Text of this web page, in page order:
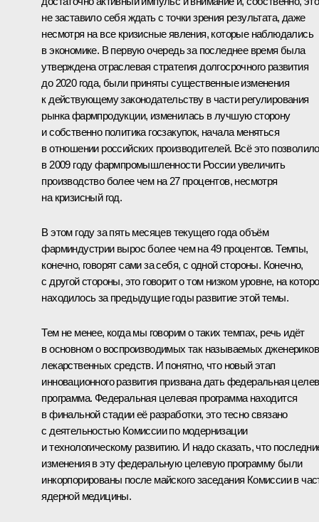
не заставило себя ждать с точки зрения результата, даже
несмотря на все кризисные явления, которые наблюдались
в экономике. В первую очередь за последнее время была
утверждена отраслевая стратегия долгосрочного развития
до 2020 года, были приняты существенные изменения
к действующему законодательству в части регулирования
рынка фармпродукции, изменилась в лучшую сторону
и собственно политика госзакупок, начала меняться
в отношении российских производителей. Всё это позволило
в 2009 году фармпромышленности России увеличить
производство более чем на 27 процентов, несмотря
на кризисный год.
В этом году за пять месяцев текущего года объём
фарминдустрии вырос более чем на 49 процентов. Темпы,
конечно, говорят сами за себя, с одной стороны. Конечно,
с другой стороны, это говорит о том низком уровне, на
находилось за предыдущие годы развитие этой темы.
Тем не менее, когда мы говорим о таких темпах, речь идёт
в основном о воспроизводимых так называемых дженериков
лекарственных средств. И понятно, что новый этап
инновационного развития призвана дать федеральная
программа. Федеральная целевая программа находится
в финальной стадии её разработки, это тесно связано
с деятельностью Комиссии по модернизации
и технологическому развитию. И надо сказать, что
изменения в эту федеральную целевую программу были
инкорпорированы после майского заседания Комиссии в
ядерной медицины.